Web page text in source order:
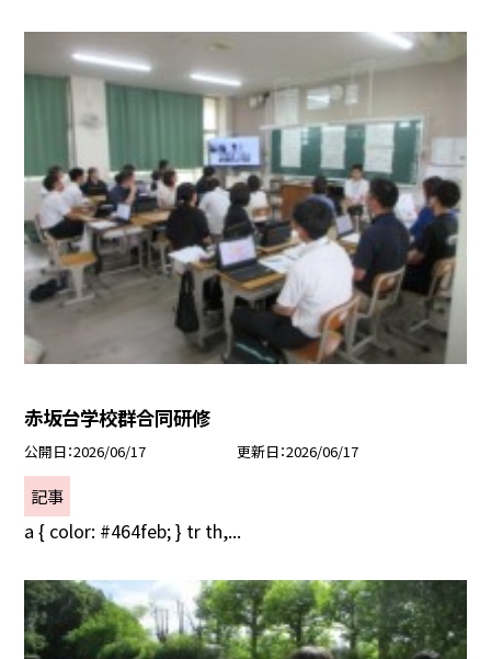
赤坂台学校群合同研修
公開日 2026/06/17 更新日 2026/06/17
記事
a { color: #464feb; } tr th,...